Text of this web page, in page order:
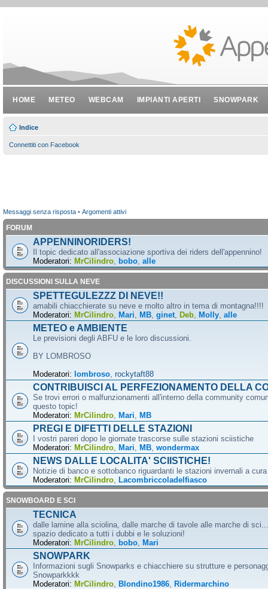
HOME METEO WEBCAM IMPIANTI APERTI SNOWPARK
Indice
Connettiti con Facebook
Messaggi senza risposta • Argomenti attivi
FORUM
APPENNINORIDERS!
Il topic dedicato all'associazione sportiva dei riders dell'appennino!
Moderatori: MrCilindro bobo alle
DISCUSSIONI SULLA NEVE
SPETTEGULEZZZ DI NEVE!!
amabili chiacchierate su neve e molto altro in tema di montagna!!!!
Moderatori: MrCilindro Mari MB ginet Deb Molly alle
METEO e AMBIENTE
Le previsioni degli ABFU e le loro discussioni.
BY LOMBROSO
Moderatori: lombroso rockytaft88
CONTRIBUISCI AL PERFEZIONAMENTO DELLA
Se trovi errori o malfunzionamenti all'interno della community
questo topic!
Moderatori: MrCilindro Mari MB
PREGI E DIFETTI DELLE STAZIONI
I vostri pareri dopo le giornate trascorse sulle stazioni sciistiche
Moderatori: MrCilindro Mari MB wondermax
NEWS DALLE LOCALITA' SCIISTICHE!
Notizie di banco e sottobanco riguardanti le stazioni invernali a
Moderatori: MrCilindro Lacombriccoladelfiasco
SNOWBOARD E SCI
TECNICA
dalle lamine alla sciolina, dalle marche di tavole alle marche di
spazio dedicato a tutti i dubbi e le soluzioni!
Moderatori: MrCilindro bobo Mari
SNOWPARK
Informazioni sugli Snowparks e chiacchiere su strutture e
Snowparkkkk
Moderatori: MrCilindro Blondino1986 Ridermarchino